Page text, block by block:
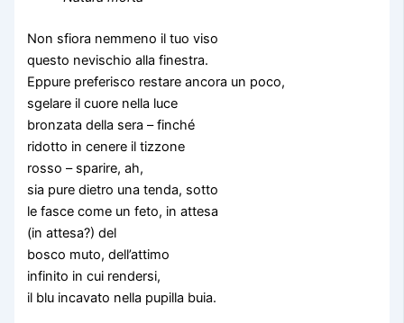
Non sfiora nemmeno il tuo viso
questo nevischio alla finestra.
Eppure preferisco restare ancora un poco,
sgelare il cuore nella luce
bronzata della sera – finché
ridotto in cenere il tizzone
rosso – sparire, ah,
sia pure dietro una tenda, sotto
le fasce come un feto, in attesa
(in attesa?) del
bosco muto, dell’attimo
infinito in cui rendersi,
il blu incavato nella pupilla buia.